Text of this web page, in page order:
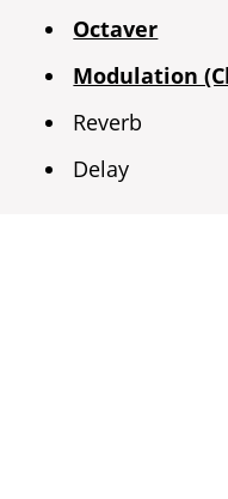
Octaver
Modulation
Reverb
Delay